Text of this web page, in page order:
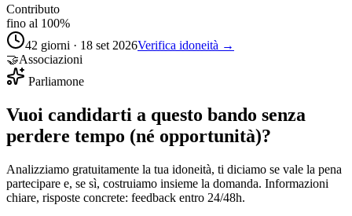
Contributo
fino al 100%
42 giorni · 18 set 2026Verifica idoneità →
🤝Associazioni
Parliamone
Vuoi candidarti a questo bando senza
perdere tempo (né opportunità)?
Analizziamo gratuitamente la tua idoneità, ti diciamo se vale la pena
partecipare e, se sì, costruiamo insieme la domanda. Informazioni
chiare, risposte concrete: feedback entro 24/48h.